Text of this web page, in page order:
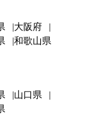
大阪府
和歌山県
山口県